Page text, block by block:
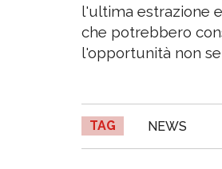
l'ultima estrazione
che potrebbero
l'opportunità non
TAG NEWS